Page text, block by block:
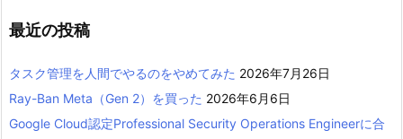
最近の投稿
タスク管理を人間でやるのをやめてみた 2026年7月26日
Ray-Ban Meta（Gen 2）を買った 2026年6月6日
Google Cloud認定Professional Security Operations Engineerに合